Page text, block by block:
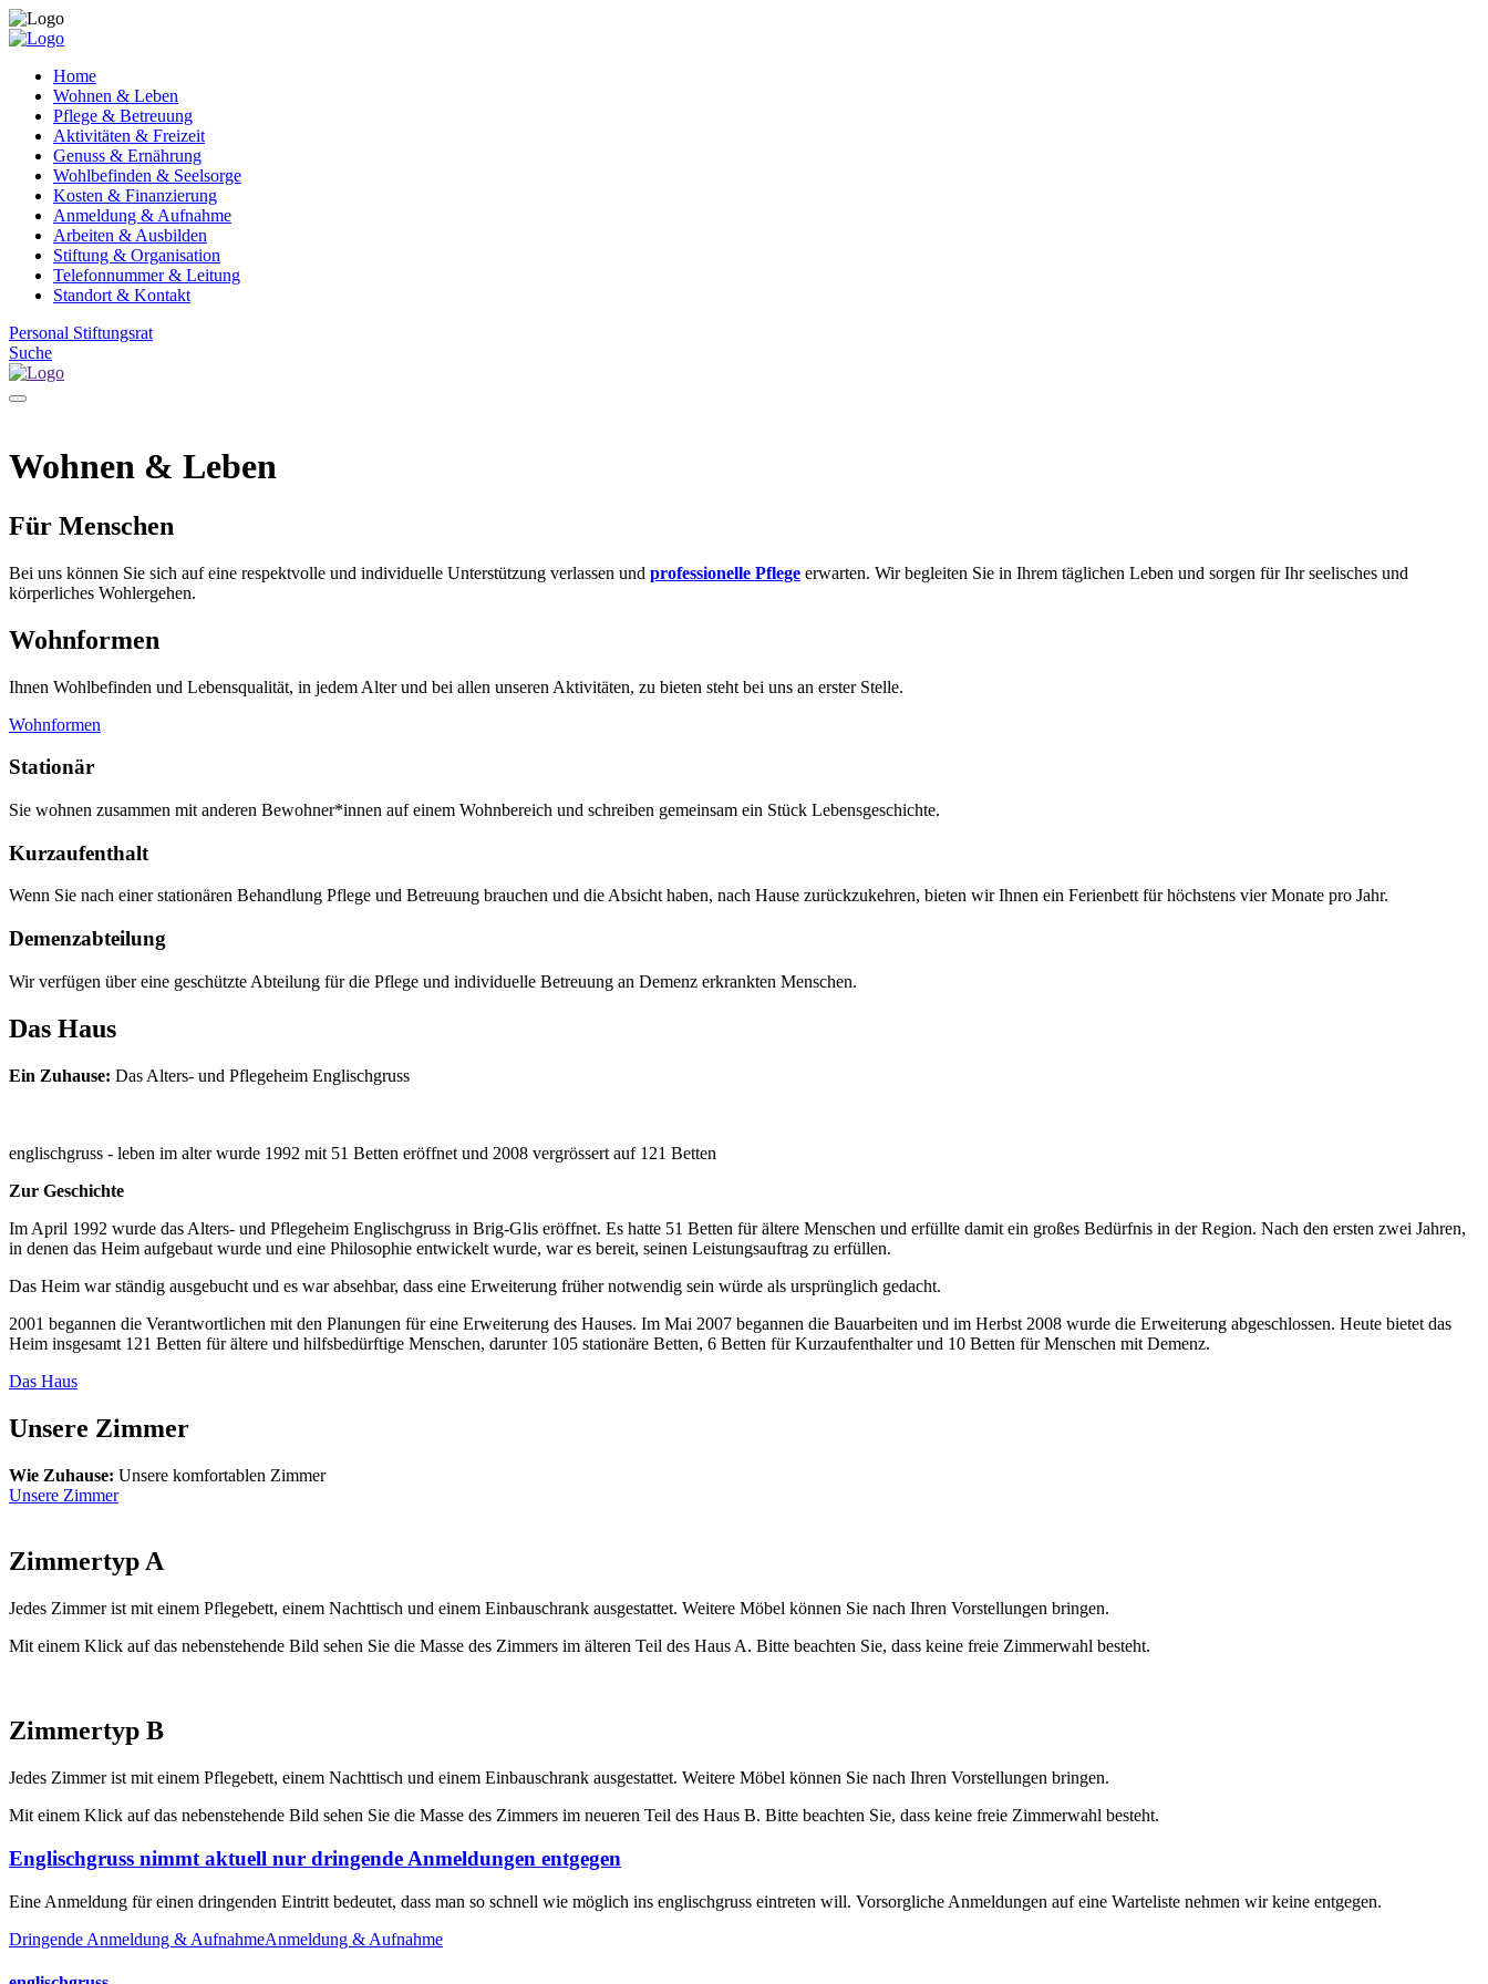
Home
Wohnen & Leben
Pflege & Betreuung
Aktivitäten & Freizeit
Genuss & Ernährung
Wohlbefinden & Seelsorge
Kosten & Finanzierung
Anmeldung & Aufnahme
Arbeiten & Ausbilden
Stiftung & Organisation
Telefonnummer & Leitung
Standort & Kontakt
Personal Stiftungsrat
Suche
Wohnen & Leben
Für Menschen
Bei uns können Sie sich auf eine respektvolle und individuelle Unterstützung verlassen und professionelle Pflege erwarten. Wir begleiten Sie in Ihrem täglichen Leben und sorgen für Ihr seelisches und
körperliches Wohlergehen.
Wohnformen
Ihnen Wohlbefinden und Lebensqualität, in jedem Alter und bei allen unseren Aktivitäten, zu bieten steht bei uns an erster Stelle.
Wohnformen
Stationär
Sie wohnen zusammen mit anderen Bewohner*innen auf einem Wohnbereich und schreiben gemeinsam ein Stück Lebensgeschichte.
Kurzaufenthalt
Wenn Sie nach einer stationären Behandlung Pflege und Betreuung brauchen und die Absicht haben, nach Hause zurückzukehren, bieten wir Ihnen ein Ferienbett für höchstens vier Monate pro Jahr.
Demenzabteilung
Wir verfügen über eine geschützte Abteilung für die Pflege und individuelle Betreuung an Demenz erkrankten Menschen.
Das Haus
Ein Zuhause: Das Alters- und Pflegeheim Englischgruss
englischgruss - leben im alter wurde 1992 mit 51 Betten eröffnet und 2008 vergrössert auf 121 Betten
Zur Geschichte
Im April 1992 wurde das Alters- und Pflegeheim Englischgruss in Brig-Glis eröffnet. Es hatte 51 Betten für ältere Menschen und erfüllte damit ein großes Bedürfnis in der Region. Nach den ersten zwei Jahren,
in denen das Heim aufgebaut wurde und eine Philosophie entwickelt wurde, war es bereit, seinen Leistungsauftrag zu erfüllen.
Das Heim war ständig ausgebucht und es war absehbar, dass eine Erweiterung früher notwendig sein würde als ursprünglich gedacht.
2001 begannen die Verantwortlichen mit den Planungen für eine Erweiterung des Hauses. Im Mai 2007 begannen die Bauarbeiten und im Herbst 2008 wurde die Erweiterung abgeschlossen. Heute bietet das
Heim insgesamt 121 Betten für ältere und hilfsbedürftige Menschen, darunter 105 stationäre Betten, 6 Betten für Kurzaufenthalter und 10 Betten für Menschen mit Demenz.
Das Haus
Unsere Zimmer
Wie Zuhause: Unsere komfortablen Zimmer
Unsere Zimmer
Zimmertyp A
Jedes Zimmer ist mit einem Pflegebett, einem Nachttisch und einem Einbauschrank ausgestattet. Weitere Möbel können Sie nach Ihren Vorstellungen bringen.
Mit einem Klick auf das nebenstehende Bild sehen Sie die Masse des Zimmers im älteren Teil des Haus A. Bitte beachten Sie, dass keine freie Zimmerwahl besteht.
Zimmertyp B
Jedes Zimmer ist mit einem Pflegebett, einem Nachttisch und einem Einbauschrank ausgestattet. Weitere Möbel können Sie nach Ihren Vorstellungen bringen.
Mit einem Klick auf das nebenstehende Bild sehen Sie die Masse des Zimmers im neueren Teil des Haus B. Bitte beachten Sie, dass keine freie Zimmerwahl besteht.
Englischgruss nimmt aktuell nur dringende Anmeldungen entgegen
Eine Anmeldung für einen dringenden Eintritt bedeutet, dass man so schnell wie möglich ins englischgruss eintreten will. Vorsorgliche Anmeldungen auf eine Warteliste nehmen wir keine entgegen.
Dringende Anmeldung & AufnahmeAnmeldung & Aufnahme